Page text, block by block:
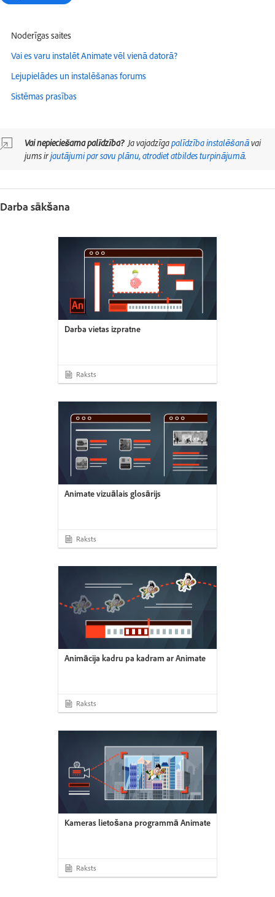
Noderīgas saites
Vai es varu instalēt Animate vēl vienā datorā?
Lejupielādes un instalēšanas forums
Sistēmas prasības
Vai nepieciešama palīdzība?Ja vajadzīgapalīdzība instalēšanāvai
jums irjautājumi par savu plānu, atrodiet atbildes turpinājumā.
Darba sākšana
Darba vietas izpratne
Raksts
Animate vizuālais glosārijs
Raksts
Animācija kadru pa kadram ar Animate
Raksts
Kameras lietošana programmā Animate
Raksts